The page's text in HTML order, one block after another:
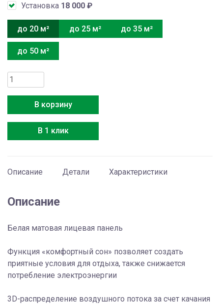
Установка 18 000 ₽
до 20 м² до 25 м² до 35 м²
до 50 м²
Количество
товара
DA20EVQ1/
DF20EV1
В корзину
В 1 клик
Описание Детали Характеристики
Описание
Белая матовая лицевая панель
Функция «комфортный сон» позволяет создать
приятные условия для отдыха, также снижается
потребление электроэнергии
3D-распределение воздушного потока за счет качания